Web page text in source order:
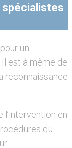
un
Il est à même de
reconnaissance
en
du